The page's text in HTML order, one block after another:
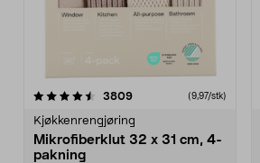
3809anmeldelser(9,97/stk)
Kjøkkenrengjøring
Mikrofiberklut 32 x 31 cm, 4-
pakning
4.5av 5 stjerner